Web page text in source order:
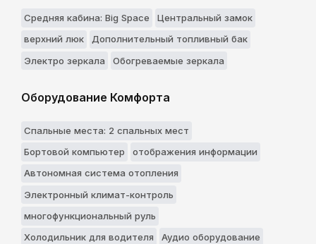
Средняя кабина: Big Space
Центральный замок
верхний люк
Дополнительный топливный бак
Электро зеркала
Обогреваемые зеркала
Оборудование Комфорта
Спальные места: 2 спальныx мест
Бортовой компьютер
отображения информации
Автономная система отопления
Электронный климат-контроль
многофункциональный руль
Холодильник для водителя
Аудио оборудование